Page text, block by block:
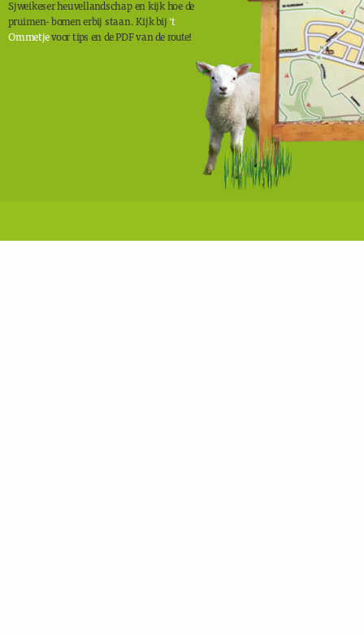
Sjweikeser heuvellandschap en kijk hoe de
pruimen- bomen erbij staan. Kijk bij‘t
Ommetjevoor tips en de PDF van de route!